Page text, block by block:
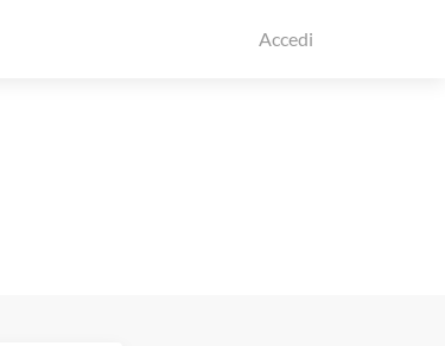
Accedi